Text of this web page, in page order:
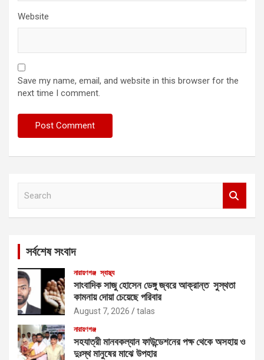
Website
Save my name, email, and website in this browser for the
next time I comment.
সর্বশেষ সংবাদ
নারায়ণগঞ্জ স্বাস্থ্য
সাংবাদিক সাজু হোসেন ডেঙ্গু জ্বরে আক্রান্ত সুস্থতা
কামনায় দোয়া চেয়েছে পরিবার
August 7, 2026 talas
নারায়ণগঞ্জ
সহযাত্রী মানবকল্যান ফাউন্ডেশনের পক্ষ থেকে অসহায় ও
দুঃস্থ মানুষের মাঝে উপহার